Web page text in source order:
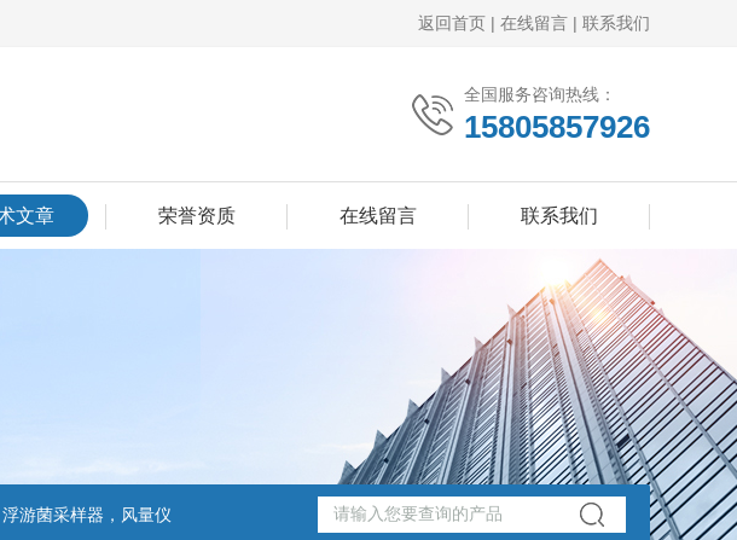
返回首页 | 在线留言 | 联系我们
全国服务咨询热线：
15805857926
文章 荣誉资质 在线留言 联系我们
游菌采样器，风量仪